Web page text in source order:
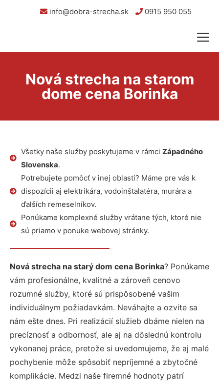
info@dobra-strecha.sk 0915 950 055
Nová strecha na starom
dome cena Borinka
Všetky naše služby poskytujeme v rámci Západného
Slovenska.
Potrebujete pomôcť v inej oblasti? Máme pre vás k
dispozícii aj elektrikára, vodoinštalatéra, murára a
ďalších remeselníkov.
Ponúkame komplexné služby vrátane tých, ktoré nie
sú priamo v ponuke webovej stránky.
Nová strecha na starý dom cena Borinka? Ponúkame
vám profesionálne, kvalitné a zároveň cenovo
rozumné služby, ktoré sú prispôsobené vašim
individuálnym požiadavkám. Neváhajte a ozvite sa
nám ešte dnes. Pri realizácií služieb dbáme nielen na
precíznosť a odbornosť, ale aj na dôslednú kontrolu
vykonanej práce, pretože si uvedomujeme, že aj malé
pochybenie môže spôsobiť nepríjemné a zbytočné
komplikácie. Medzi naše firemné hodnoty patrí